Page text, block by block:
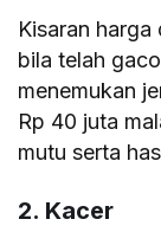
Kisaran
bila telah
menemukan
Rp 40 juta
mutu serta
2. Kacer